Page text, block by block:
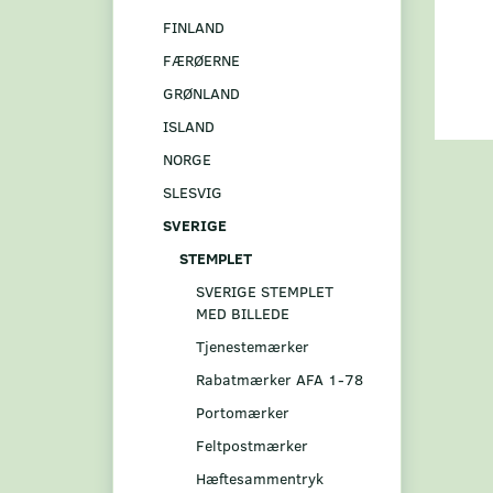
FINLAND
FÆRØERNE
GRØNLAND
ISLAND
NORGE
SLESVIG
SVERIGE
STEMPLET
SVERIGE STEMPLET
MED BILLEDE
Tjenestemærker
Rabatmærker AFA 1-78
Portomærker
Feltpostmærker
Hæftesammentryk